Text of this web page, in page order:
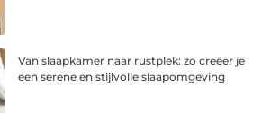
Van slaapkamer naar rustplek: zo creëer je
een serene en stijlvolle slaapomgeving